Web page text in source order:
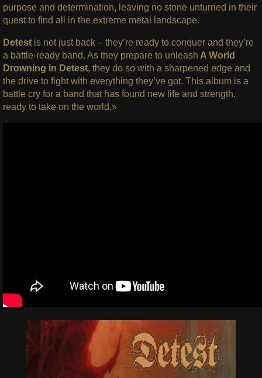
purpose and determination, leaving no stone unturned in their
quest to find all in the extreme metal landscape.
Detest is not just back – they’re ready to conquer and they’re
a battle-ready band. As they prepare to unleash A World
Drowning in Detest, they do so with a sharpened edge and
the drive to fight with everything they’ve got. This album is a
battle cry for a band that has found new life and strength,
ready to take on the world.»